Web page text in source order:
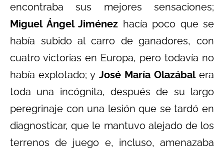
encontraba sus mejores sensaciones;
Miguel Ángel Jiménez hacía poco que se
había subido al carro de ganadores, con
cuatro victorias en Europa, pero todavía no
había explotado; y José María Olazábalera
toda una incógnita, después de su largo
peregrinaje con una lesión que se tardó en
diagnosticar, que le mantuvo alejado de los
terrenos de juego e, incluso, amenazaba